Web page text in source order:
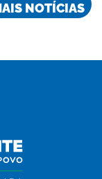
NOTÍCIAS